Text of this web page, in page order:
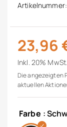
Artikelnummer:
23,96
Inkl. 20%
Die angezeigten
aktuellen
Farbe :